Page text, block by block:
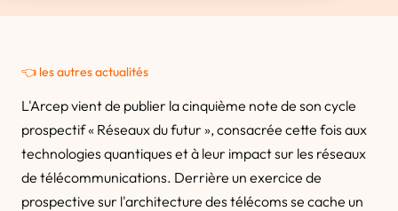
👈 les autres actualités
L'Arcep vient de publier la cinquième note de son cycle
prospectif « Réseaux du futur », consacrée cette fois aux
technologies quantiques et à leur impact sur les réseaux
de télécommunications. Derrière un exercice de
prospective sur l'architecture des télécoms se cache un